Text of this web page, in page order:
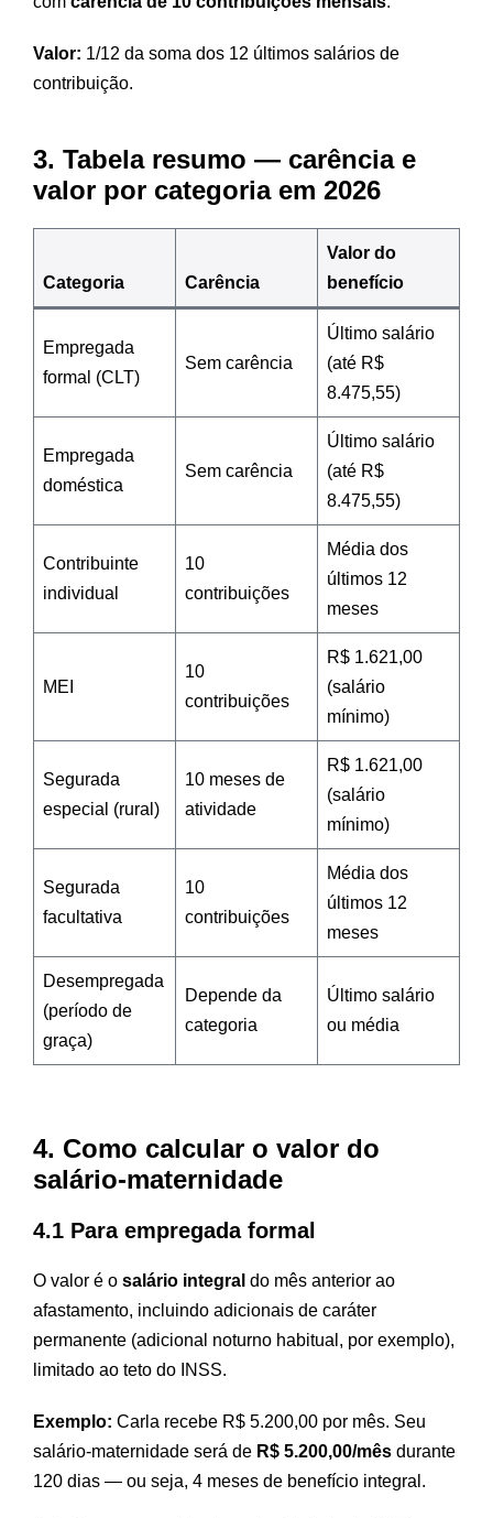
Valor: 1/12 da soma dos 12 últimos salários de
contribuição.
3. Tabela resumo — carência e
valor por categoria em 2026
Categoria Carência
Valor do
benefício
Empregada
formal (CLT)
Sem carência
Último salário
(até R$
8.475,55)
Empregada
doméstica
Sem carência
Último salário
(até R$
8.475,55)
Contribuinte
individual
10
contribuições
Média dos
últimos 12
meses
MEI
10
contribuições
R$ 1.621,00
(salário
mínimo)
Segurada
especial (rural)
10 meses de
atividade
R$ 1.621,00
(salário
mínimo)
Segurada
facultativa
10
contribuições
Média dos
últimos 12
meses
Desempregada
(período de
graça)
Depende da
categoria
Último salário
ou média
4. Como calcular o valor do
salário-maternidade
4.1 Para empregada formal
O valor é o salário integral do mês anterior ao
afastamento, incluindo adicionais de caráter
permanente (adicional noturno habitual, por exemplo),
limitado ao teto do INSS.
Exemplo: Carla recebe R$ 5.200,00 por mês. Seu
salário-maternidade será de R$ 5.200,00/mês durante
120 dias — ou seja, 4 meses de benefício integral.